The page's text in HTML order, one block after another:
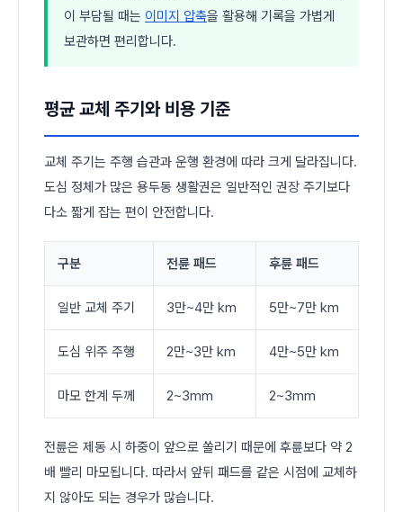
이 부담될 때는 이미지 압축을 활용해 기록을 가볍게
보관하면 편리합니다.
평균 교체 주기와 비용 기준
교체 주기는 주행 습관과 운행 환경에 따라 크게 달라집니다.
도심 정체가 많은 용두동 생활권은 일반적인 권장 주기보다
다소 짧게 잡는 편이 안전합니다.
구분 전륜 패드 후륜 패드
일반 교체 주기 3만~4만 km 5만~7만 km
도심 위주 주행 2만~3만 km 4만~5만 km
마모 한계 두께 2~3mm 2~3mm
전륜은 제동 시 하중이 앞으로 쏠리기 때문에 후륜보다 약 2
배 빨리 마모됩니다. 따라서 앞뒤 패드를 같은 시점에 교체하
지 않아도 되는 경우가 많습니다.